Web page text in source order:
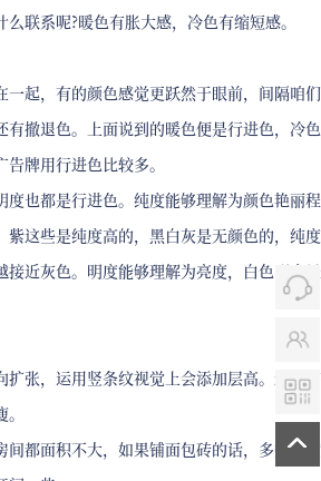
系呢?暖色有胀大感，冷色有缩短感。
起，有的颜色感觉更跃然于眼前，间隔咱们
有撤退色。上面说到的暖色便是行进色，冷色
牌用行进色比较多。
也都是行进色。纯度能够理解为颜色艳丽程
紫这些是纯度高的，黑白灰是无颜色的，纯度
接近灰色。明度能够理解为亮度，白色明度最
张，运用竖条纹视觉上会添加层高。这个穿
都面积不大，如果铺面包砖的话，多数会横